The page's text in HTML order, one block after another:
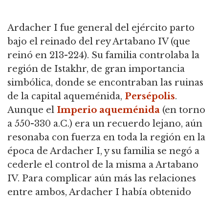
Ardacher I fue general del ejército parto
bajo el reinado del rey Artabano IV (que
reinó en 213-224). Su familia controlaba la
región de Istakhr, de gran importancia
simbólica, donde se encontraban las ruinas
de la capital aqueménida, Persépolis.
Aunque el Imperio aqueménida (en torno
a 550-330 a.C.) era un recuerdo lejano, aún
resonaba con fuerza en toda la región en la
época de Ardacher I, y su familia se negó a
cederle el control de la misma a Artabano
IV. Para complicar aún más las relaciones
entre ambos, Ardacher I había obtenido